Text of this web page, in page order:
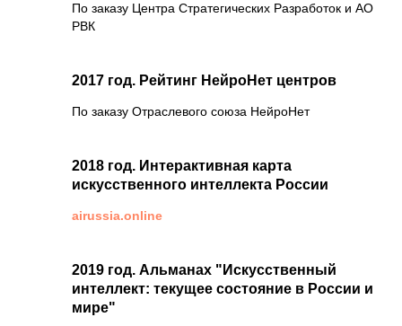
По заказу Центра Стратегических Разработок и АО
РВК
2017 год. Рейтинг НейроНет центров
По заказу Отраслевого союза НейроНет
2018 год. Интерактивная карта
искусственного интеллекта России
airussia.online
2019 год. Альманах "Искусственный
интеллект: текущее состояние в России и
мире"